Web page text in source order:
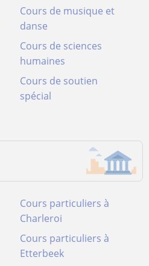
Cours de musique et
danse
Cours de sciences
humaines
Cours de soutien
spécial
Cours particuliers à
Charleroi
Cours particuliers à
Etterbeek